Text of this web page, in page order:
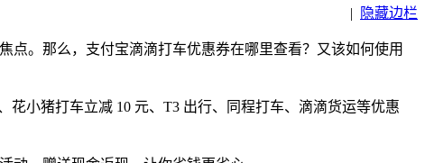
| 隐藏边栏
点。那么，支付宝滴滴打车优惠券在哪里查看？又该如何使用
小猪打车立减 10 元、T3 出行、同程打车、滴滴货运等优惠